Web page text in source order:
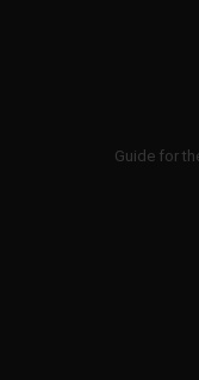
Guide for